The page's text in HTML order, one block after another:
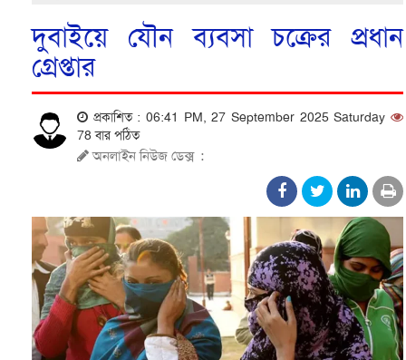
দুবাইয়ে যৌন ব্যবসা চক্রের প্রধান
গ্রেপ্তার
প্রকাশিত : 06:41 PM, 27 September 2025 Saturday
78 বার পঠিত
অনলাইন নিউজ ডেক্স :